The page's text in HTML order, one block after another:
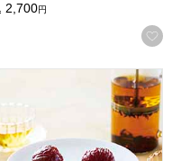
りに登録する
2,700円
風月堂 マロングラッセ